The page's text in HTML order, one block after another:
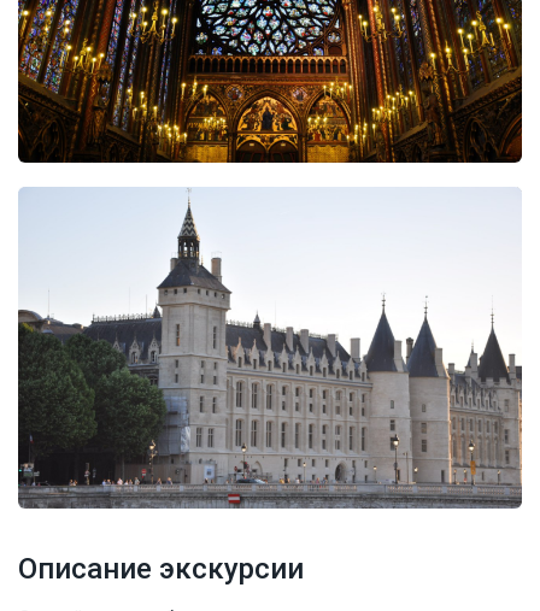
Описание экскурсии